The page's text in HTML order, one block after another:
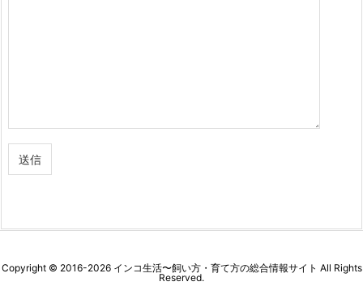
Copyright © 2016-2026 インコ生活〜飼い方・育て方の総合情報サイト All Rights
Reserved.